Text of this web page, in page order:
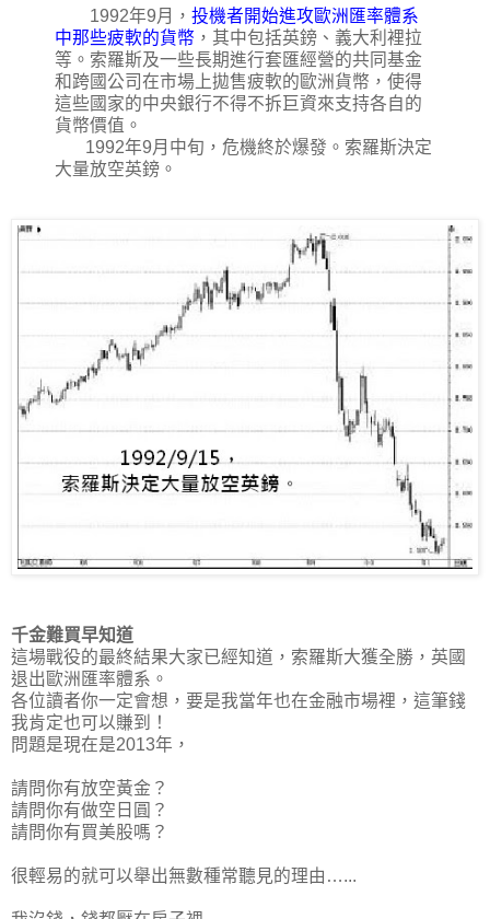
1992年9月， 投機者開始進攻歐洲匯率體系
中那些疲軟的貨幣 ，其中包括英鎊、義大利裡拉
等。索羅斯及一些長期進行套匯經營的共同基金
和跨國公司在市場上拋售疲軟的歐洲貨幣，使得
這些國家的中央銀行不得不拆巨資來支持各自的
貨幣價值。
1992年9月中旬，危機終於爆發。索羅斯決定
大量放空英鎊。
千金難買早知道
這場戰役的最終結果大家已經知道，索羅斯大獲全勝，英國
退出歐洲匯率體系。
各位讀者你一定會想，要是我當年也在金融市場裡，這筆錢
我肯定也可以賺到！
問題是現在是2013年，
請問你有放空黃金？
請問你有做空日圓？
請問你有買美股嗎？
很輕易的就可以舉出無數種常聽見的理由…...